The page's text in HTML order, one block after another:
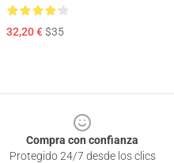
32,20 €$35
Compra con confianza
Protegido 24/7 desde los clics